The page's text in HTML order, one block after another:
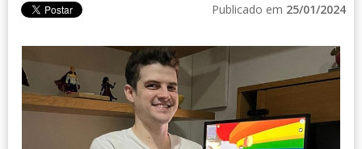
Publicado em 25/01/2024